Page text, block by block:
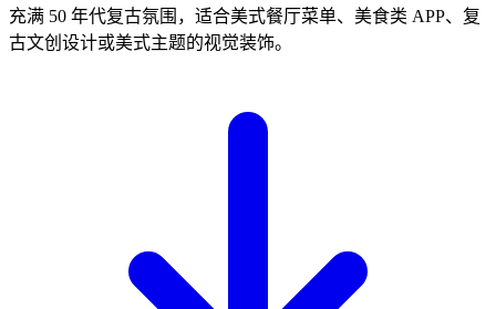
充满 50 年代复古氛围，适合美式餐厅菜单、美食类 APP、复
古文创设计或美式主题的视觉装饰。